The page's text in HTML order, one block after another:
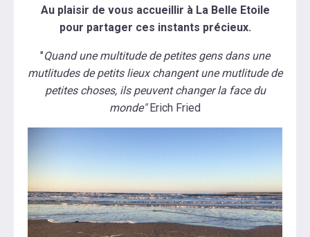
Au plaisir de vous accueillir à La Belle Etoile
pour partager ces instants précieux.
"Quand une multitude de petites gens dans une
mutlitudes de petits lieux changent une mutlitude de
petites choses, ils peuvent changer la face du
monde"Erich Fried